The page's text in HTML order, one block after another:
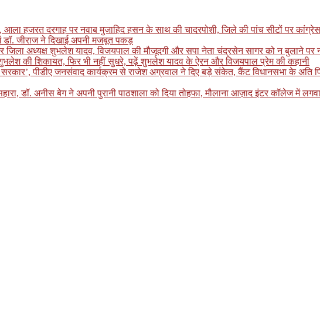
हजरत दरगाह पर नवाब मुजाहिद हसन के साथ की चादरपोशी, जिले की पांच सीटों पर कांग्रेस
जीराज ने दिखाई अपनी मजबूत पकड़
जिला अध्यक्ष शुभलेश यादव, विजयपाल की मौजूदगी और सपा नेता चंद्रसेन सागर को न बुलाने
की शिकायत, फिर भी नहीं सुधरे, पढ़ें शुभलेश यादव के ऐरन और विजयपाल प्रेम की कहानी
पीडीए जनसंवाद कार्यक्रम से राजेश अग्रवाल ने दिए बड़े संकेत, कैंट विधानसभा के अति
डॉ. अनीस बेग ने अपनी पुरानी पाठशाला को दिया तोहफा, मौलाना आज़ाद इंटर कॉलेज में